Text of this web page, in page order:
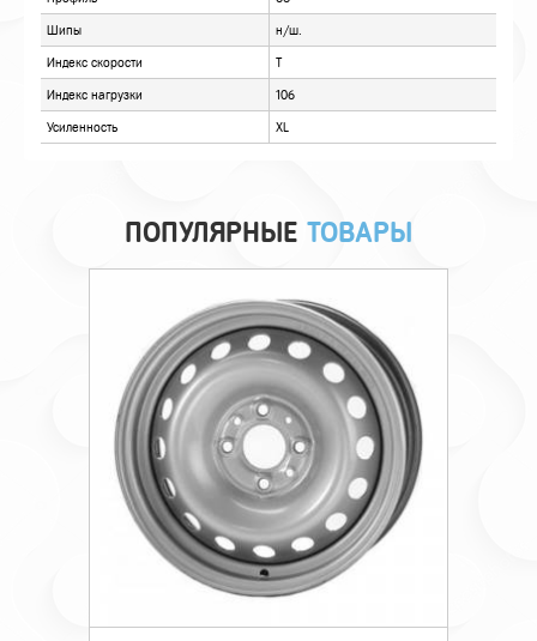
Технические характеристики
Происхождение
ПОПУЛЯРНЫЕ ТОВАРЫ